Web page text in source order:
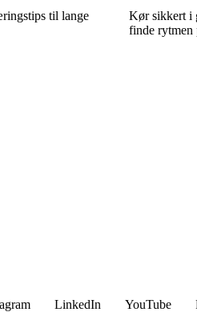
til lange
Kør sikkert i
finde rytmen
LinkedIn YouTube